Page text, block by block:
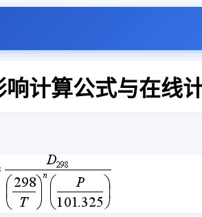
计算公式与在线